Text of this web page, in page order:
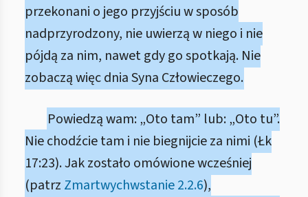
przekonani o jego przyjściu w sposób
nadprzyrodzony, nie uwierzą w niego i nie
pójdą za nim, nawet gdy go spotkają. Nie
zobaczą więc dnia Syna Człowieczego.
Powiedzą wam: „Oto tam” lub: „Oto tu”.
Nie chodźcie tam i nie biegnijcie za nimi (Łk
17:23). Jak zostało omówione wcześniej
(patrz Zmartwychwstanie 2.2.6),